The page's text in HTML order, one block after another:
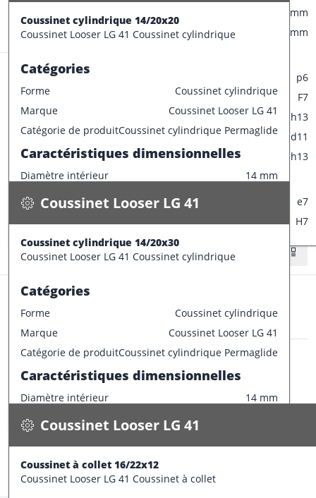
25 mm
Epaisseur
3 mm
Champ de tolérance diamètre extérieur
p6
Champ de tolérance diamètre interieur
F7
Champ de tolérance longueur
h13
Champ de tolérance diamètre de la bride
d11
Champ de tolérance largeur de la bride
h13
Tolérances de montage préconisées
Tolérance de l'arbre
e7
Tolérance du logement
H7
Coussinet cylindrique 14/20x20
Coussinet Looser LG 41 Coussinet cylindrique
Catégories
Forme
Coussinet cylindrique
Marque
Coussinet Looser LG 41
Catégorie de produitCoussinet cylindrique Permaglide
Caractéristiques dimensionnelles
Diamètre intérieur
14 mm
Diamètre extérieur
Tolérances de production
Champ de tolérance diamètre interieur
Champ de tolérance longueur
h13
Champ de tolérance largeur de la bride
0/-0.2
Tolérances de montage préconisées
Tolérance de l'arbre
Tolérance du logement
H7
Stock:46 pce
Coussinet Looser LG 41
0.040 kg / pce
Spécifications
Coussinet Looser LG 41
Coussinet cylindrique 14/20x30
Coussinet Looser LG 41 Coussinet cylindrique
Catégories
Forme
Coussinet cylindrique
Marque
Coussinet Looser LG 41
Catégorie de produitCoussinet cylindrique Permaglide
Caractéristiques dimensionnelles
Diamètre intérieur
14 mm
Diamètre extérieur
Tolérances de production
CONFECTIONNER
Stock:32 pce
Coussinet Looser LG 41
0.027 kg / pce
Spécifications
Coussinet Looser LG 41
Coussinet à collet 16/22x12
Coussinet Looser LG 41 Coussinet à collet
CONFECTIONNER
Stock:0 pce